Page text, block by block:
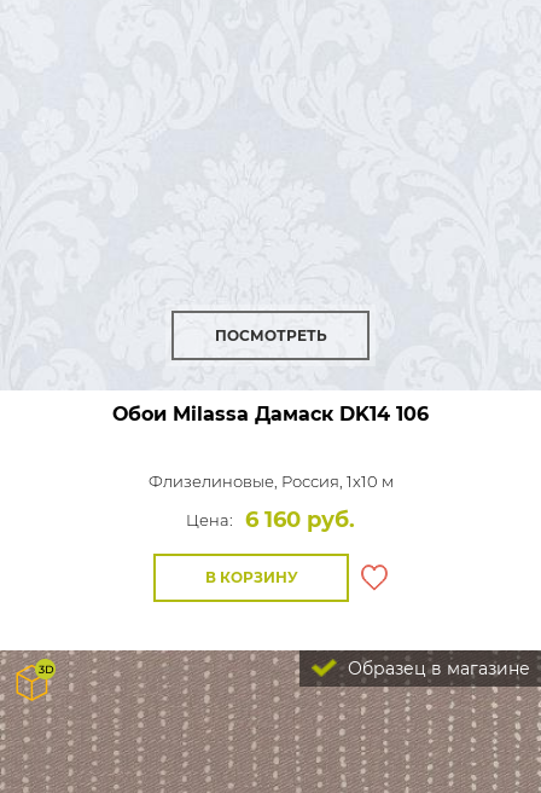
ПОСМОТРЕТЬ
Обои Milassa Дамаск DK14 106
Флизелиновые, Россия, 1x10 м
Цена:
6 160 руб.
В КОРЗИНУ
Образец в магазине